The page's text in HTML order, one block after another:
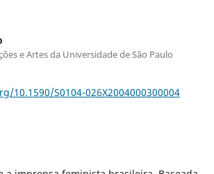
e Artes da Universidade de São Paulo
10.1590/S0104-026X2004000300004